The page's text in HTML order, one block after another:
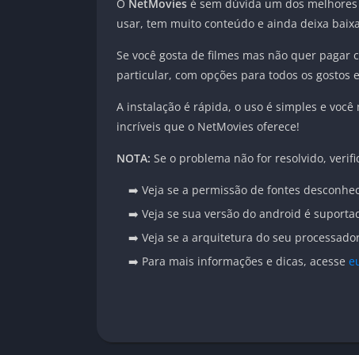
O NetMovies é sem dúvida um dos
usar, tem muito conteúdo e ainda deixa
Se você gosta de filmes mas não quer
particular, com opções para todos os gostos
A instalação é rápida, o uso é simples e
incríveis que o NetMovies oferece!
NOTA: Se o problema não for resolvido,
➡️ Veja se a permissão de fontes
➡️ Veja se sua versão do android é
➡️ Veja se a arquitetura do seu
➡️ Para mais informações e dicas, acesse